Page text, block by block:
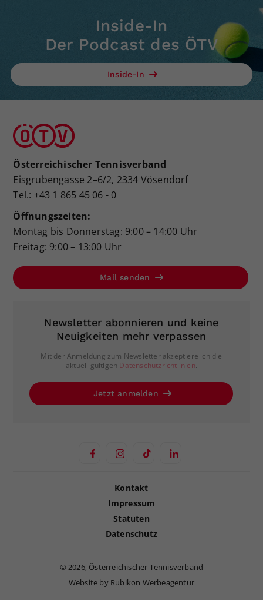
Inside-In
Der Podcast des ÖTV
Inside-In
Österreichischer Tennisverband
Eisgrubengasse 2–6/2, 2334 Vösendorf
Tel.: +43 1 865 45 06 - 0
Öffnungszeiten:
Montag bis Donnerstag: 9:00 – 14:00 Uhr
Freitag: 9:00 – 13:00 Uhr
Mail senden
Newsletter abonnieren und keine
Neuigkeiten mehr verpassen
Mit der Anmeldung zum Newsletter akzeptiere ich die
aktuell gültigen Datenschutzrichtlinien.
Jetzt anmelden
Kontakt
Impressum
Statuten
Datenschutz
©2026, Österreichischer Tennisverband
Website by Rubikon Werbeagentur